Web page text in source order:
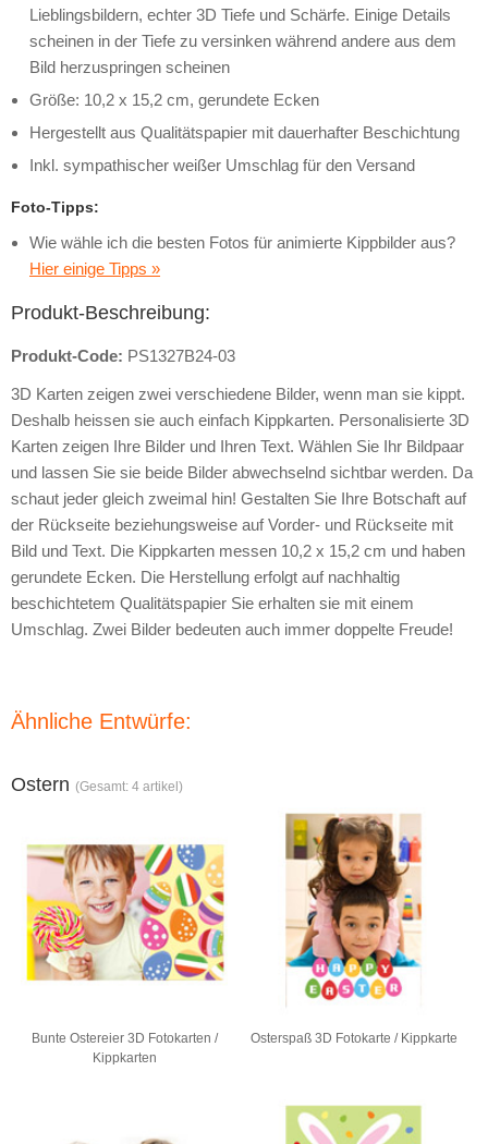
Lieblingsbildern, echter 3D Tiefe und Schärfe. Einige Details
scheinen in der Tiefe zu versinken während andere aus dem
Bild herzuspringen scheinen
Größe: 10,2 x 15,2 cm, gerundete Ecken
Hergestellt aus Qualitätspapier mit dauerhafter Beschichtung
Inkl. sympathischer weißer Umschlag für den Versand
Foto-Tipps:
Wie wähle ich die besten Fotos für animierte Kippbilder aus?
Hier einige Tipps »
Produkt-Beschreibung:
Produkt-Code: PS1327B24-03
3D Karten zeigen zwei verschiedene Bilder, wenn man sie kippt.
Deshalb heissen sie auch einfach Kippkarten. Personalisierte 3D
Karten zeigen Ihre Bilder und Ihren Text. Wählen Sie Ihr Bildpaar
und lassen Sie sie beide Bilder abwechselnd sichtbar werden. Da
schaut jeder gleich zweimal hin! Gestalten Sie Ihre Botschaft auf
der Rückseite beziehungsweise auf Vorder- und Rückseite mit
Bild und Text. Die Kippkarten messen 10,2 x 15,2 cm und haben
gerundete Ecken. Die Herstellung erfolgt auf nachhaltig
beschichtetem Qualitätspapier Sie erhalten sie mit einem
Umschlag. Zwei Bilder bedeuten auch immer doppelte Freude!
Ähnliche Entwürfe:
Ostern (Gesamt: 4 artikel)
Bunte Ostereier 3D Fotokarten /
Kippkarten
Osterspaß 3D Fotokarte / Kippkarte